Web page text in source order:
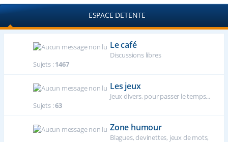
ESPACE DETENTE
Le café
Discussions libres
Sujets :1467
Les jeux
Jeux divers, pour passer le temps...
Sujets :63
Zone humour
Blagues, devinettes, jeux de mots,